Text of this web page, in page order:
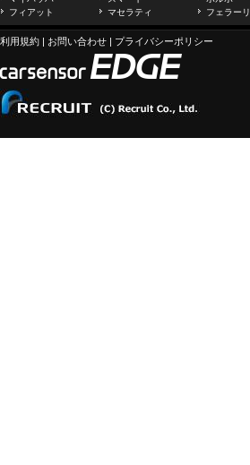
フィアット
マセラティ フェラーリ
利用規約 | お問い合わせ | プライバシーポリシー